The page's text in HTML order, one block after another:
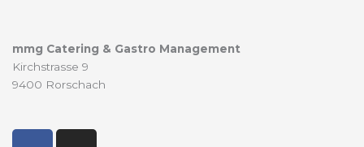
mmg Catering & Gastro Management
Kirchstrasse 9
9400 Rorschach